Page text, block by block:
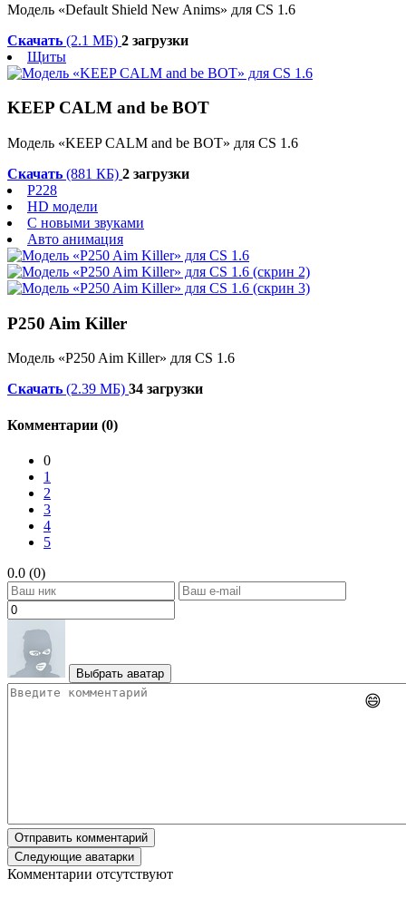
Модель «Default Shield New Anims» для CS 1.6
Скачать (2.1 МБ) 2 загрузки
Щиты
KEEP CALM and be BOT
Модель «KEEP CALM and be BOT» для CS 1.6
Скачать (881 КБ) 2 загрузки
P228
HD модели
С новыми звуками
Авто анимация
P250 Aim Killer
Модель «P250 Aim Killer» для CS 1.6
Скачать (2.39 МБ) 34 загрузки
Комментарии (0)
0
1
2
3
4
5
0.0 (0)
Выбрать аватар
😄
Отправить комментарий
Следующие аватарки
Комментарии отсутствуют